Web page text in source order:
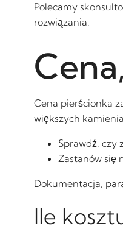
Polecamy
rozwiązania.
Cena pierścionka
większych
Sprawdź, czy
Zastanów się
Dokumentacja,
Ile